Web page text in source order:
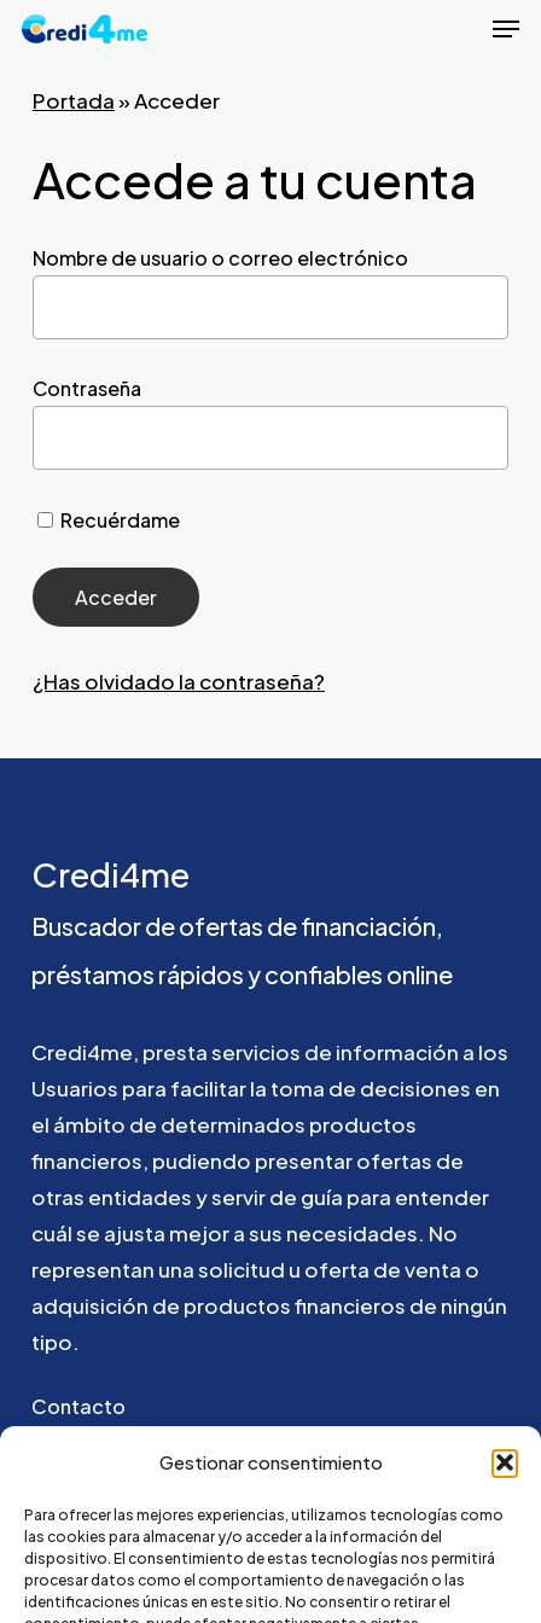
Gestionar consentimiento
Para ofrecer las mejores experiencias, utilizamos tecnologías como
las cookies para almacenar y/o acceder a la información del
dispositivo. El consentimiento de estas tecnologías nos permitirá
procesar datos como el comportamiento de navegación o las
identificaciones únicas en este sitio. No consentir o retirar el
Skip
mainPortada»Acceder
Accede a tu cuenta
Nombre de usuario o correo electrónico
Contraseña
Recuérdame
¿Has olvidado la contraseña?
Credi4me
Buscadordeofertas definanciación,
préstamos rápidosyconfiables online
Credi4me, prestaservicios de información a los
Usuarios para facilitarla toma de decisiones en
el ámbito de determinados productos
financieros, pudiendo presentarofertas de
otras entidadesyservirde guía para entender
cuálse ajusta mejorasus necesidades. No
representan unasolicitud u oferta deventa o
adquisición de productosfinancieros de ningún
tipo.
Contacto
Puedes ponerte en contacto con nosotros
hola@credi4me.com